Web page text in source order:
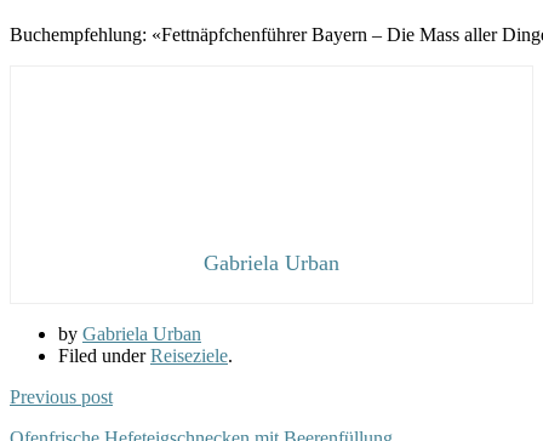
Buchempfehlung: «Fettnäpfchenführer Bayern – Die Mass aller
Gabriela Urban
by Gabriela Urban
Filed underReiseziele.
Previous post